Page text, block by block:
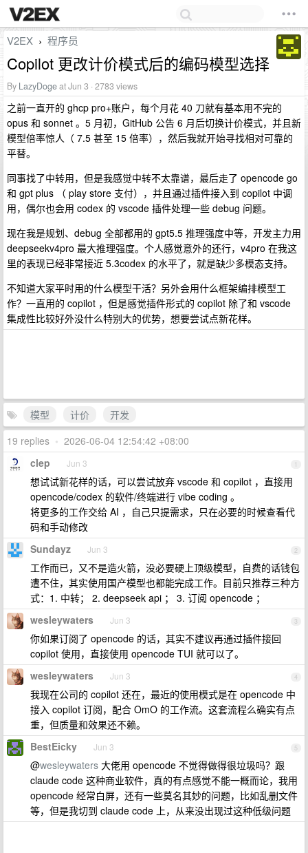
V2EX › 程序员
Copilot 更改计价模式后的编码模型选择
By LazyDogeat Jun 3 · 2783 views
之前一直开的 ghcp pro+账户，每个月花 40 刀就有基本用不完的
opus 和 sonnet 。5 月初，GitHub 公告 6 月后切换计价模式，并且新
模型倍率惊人（ 7.5 甚至 15 倍率），然后我就开始寻找相对可靠的
平替。
同事找了中转用，但是我感觉中转不太靠谱，最后走了 opencode go
和 gpt plus （ play store 支付），并且通过插件接入到 copilot 中调
用，偶尔也会用 codex 的 vscode 插件处理一些 debug 问题。
现在我是规划、debug 全部都用的 gpt5.5 推理强度中等，开发主力用
deepseekv4pro 最大推理强度。个人感觉意外的还行，v4pro 在我这
里的表现已经非常接近 5.3codex 的水平了，就是缺少多模态支持。
不知道大家平时用的什么模型干活？另外会用什么框架编排模型工
作？一直用的 copilot ，但是感觉插件形式的 copilot 除了和 vscode
集成性比较好外没什么特别大的优势，想要尝试点新花样。
模型 计价
开发
19 replies • 2026-06-04 12:54:42 +08:00
1
clep Jun 3
想试试新花样的话，可以尝试放弃 vscode 和 copilot ，直接用
opencode/codex 的软件/终端进行 vibe coding 。
将更多的工作交给 AI ，自己只提需求，只在必要的时候查看代
码和手动修改
2
Sundayz Jun 3
工作而已，又不是造火箭，没必要硬上顶级模型，自费的话钱包
遭不住，其实使用国产模型也都能完成工作。目前只推荐三种方
式：1. 中转； 2. deepseek api ； 3. 订阅 opencode ；
3
wesleywaters Jun 3
你如果订阅了 opencode 的话，其实不建议再通过插件接回
copilot 使用，直接使用 opencode TUI 就可以了。
4
wesleywaters Jun 3
我现在公司的 copilot 还在，最近的使用模式是在 opencode 中
接入 copilot 订阅，配合 OmO 的工作流。这套流程么确实有点
重，但质量和效果还不赖。
5
BestEicky Jun 3
@wesleywaters 大佬用 opencode 不觉得做得很垃圾吗？跟
claude code 这种商业软件，真的有点感觉不能一概而论，我用
opencode 经常白屏，还有一些莫名其妙的问题，比如乱删文件
等，但是我切到 claude code 上，从来没出现过这种低级问题